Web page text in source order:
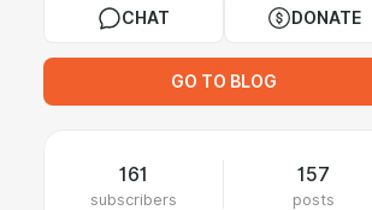
CHAT DONATE
GO TO BLOG
161
subscribers
157
posts